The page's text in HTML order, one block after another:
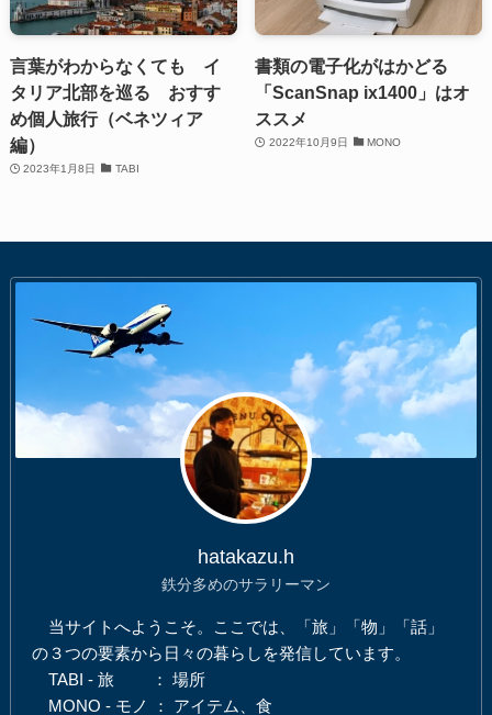
言葉がわからなくても イ
タリア北部を巡る おすす
め個人旅行（ベネツィア
編）
2023年1月8日 TABI
書類の電子化がはかどる
「ScanSnap ix1400」はオ
ススメ
2022年10月9日 MONO
hatakazu.h
鉄分多めのサラリーマン
当サイトへようこそ。ここでは、「旅」「物」「話」
の３つの要素から日々の暮らしを発信しています。
TABI - 旅 ： 場所
MONO - モノ ： アイテム、食